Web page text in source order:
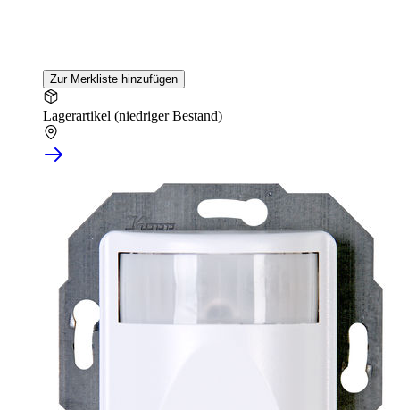
Zur Merkliste hinzufügen
Lagerartikel (niedriger Bestand)